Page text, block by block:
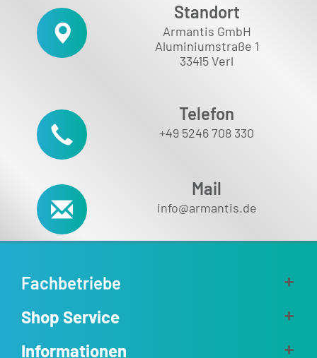
Standort
Armantis GmbH
Aluminiumstraße 1
33415 Verl
Telefon
+49 5246 708 330
Mail
info@armantis.de
Fachbetriebe
Shop Service
Informationen